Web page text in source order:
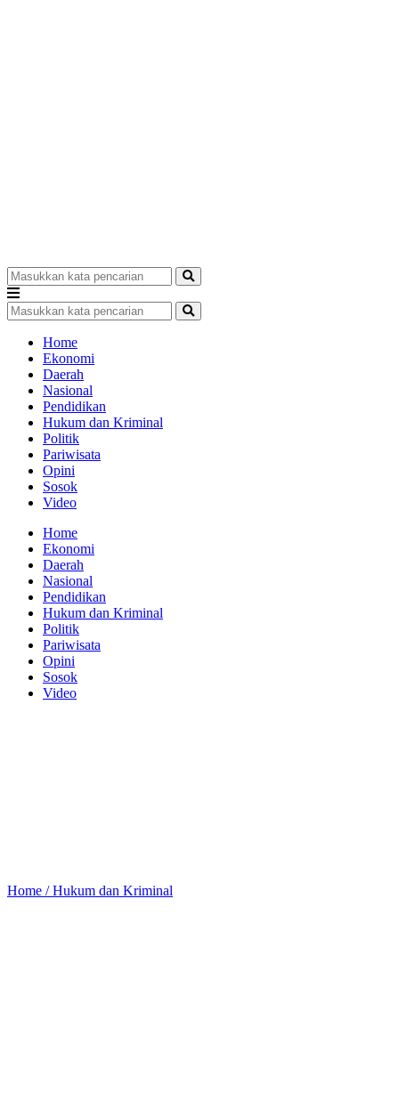
Home
Ekonomi
Daerah
Nasional
Pendidikan
Hukum dan Kriminal
Politik
Pariwisata
Opini
Sosok
Video
Home
Ekonomi
Daerah
Nasional
Pendidikan
Hukum dan Kriminal
Politik
Pariwisata
Opini
Sosok
Video
Home /Hukum dan Kriminal